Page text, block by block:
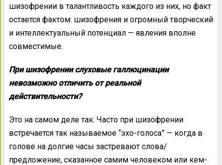
шизофрении в талантливость каждого из них, но факт
остается фактом: шизофрения и огромный творческий
и интеллектуальный потенциал — явления вполне
совместимые.
При шизофрении слуховые галлюцинации
невозможно отличить от реальной
действительности?
Это на самом деле так. Часто при шизофрении
встречается так называемое “эхо-голоса” — когда в
голове на долгие часы застревают слова/
предложение, сказанное самим человеком или кем-